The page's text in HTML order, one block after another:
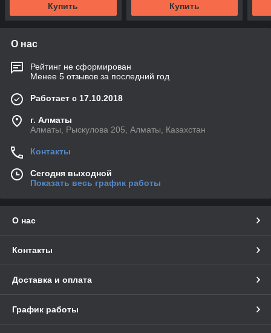
Купить Купить
О нас
Рейтинг не сформирован
Менее 5 отзывов за последний год
Работает с 17.10.2018
г. Алматы
Алматы, Рыскулова 205, Алматы, Казахстан
Контакты
Сегодня выходной
Показать весь график работы
О нас
Контакты
Доставка и оплата
График работы